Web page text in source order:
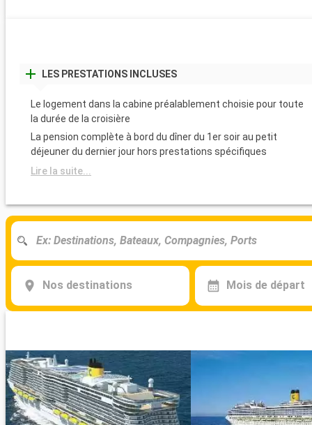
LES PRESTATIONS INCLUSES
Le logement dans la cabine préalablement choisie pour toute
la durée de la croisière
La pension complète à bord du dîner du 1er soir au petit
déjeuner du dernier jour hors prestations spécifiques
Lire la suite...
Nos destinations Mois de départ